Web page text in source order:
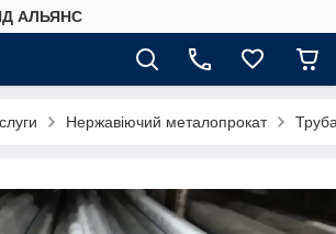
АЛЬЯНС
Нержавіючий металопрокат